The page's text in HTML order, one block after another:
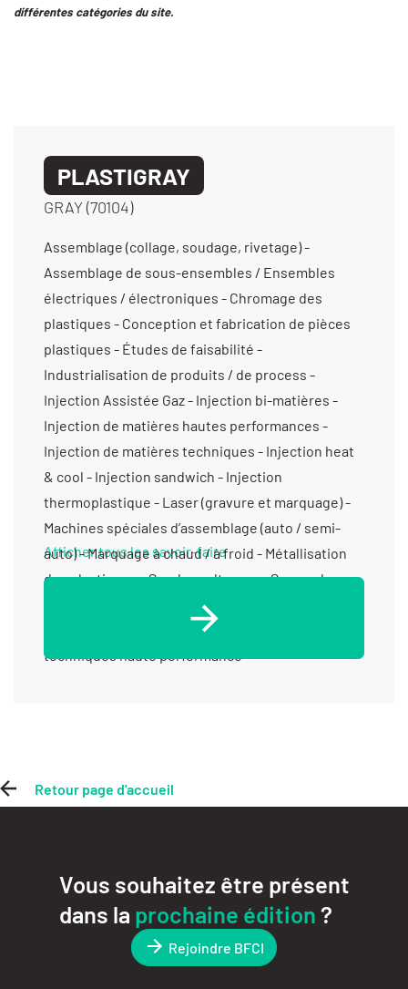
différentes catégories du site.
PLASTIGRAY
GRAY (70104)
Assemblage (collage, soudage, rivetage) -
Assemblage de sous-ensembles / Ensembles
électriques / électroniques - Chromage des
plastiques - Conception et fabrication de pièces
plastiques - Études de faisabilité -
Industrialisation de produits / de process -
Injection Assistée Gaz - Injection bi-matières -
Injection de matières hautes performances -
Injection de matières techniques - Injection heat
& cool - Injection sandwich - Injection
thermoplastique - Laser (gravure et marquage) -
Machines spéciales d’assemblage (auto / semi-
auto) - Marquage à chaud / à froid - Métallisation
des plastiques - Soudure ultrason - Surmoulage -
Tampographie - Transformation de matières
plastiques - Transformation de matières
techniques haute performance
Afficher tous les savoir-faire
Retour page d'accueil
Vous souhaitez être présent
dans la prochaine édition?
Rejoindre BFCI